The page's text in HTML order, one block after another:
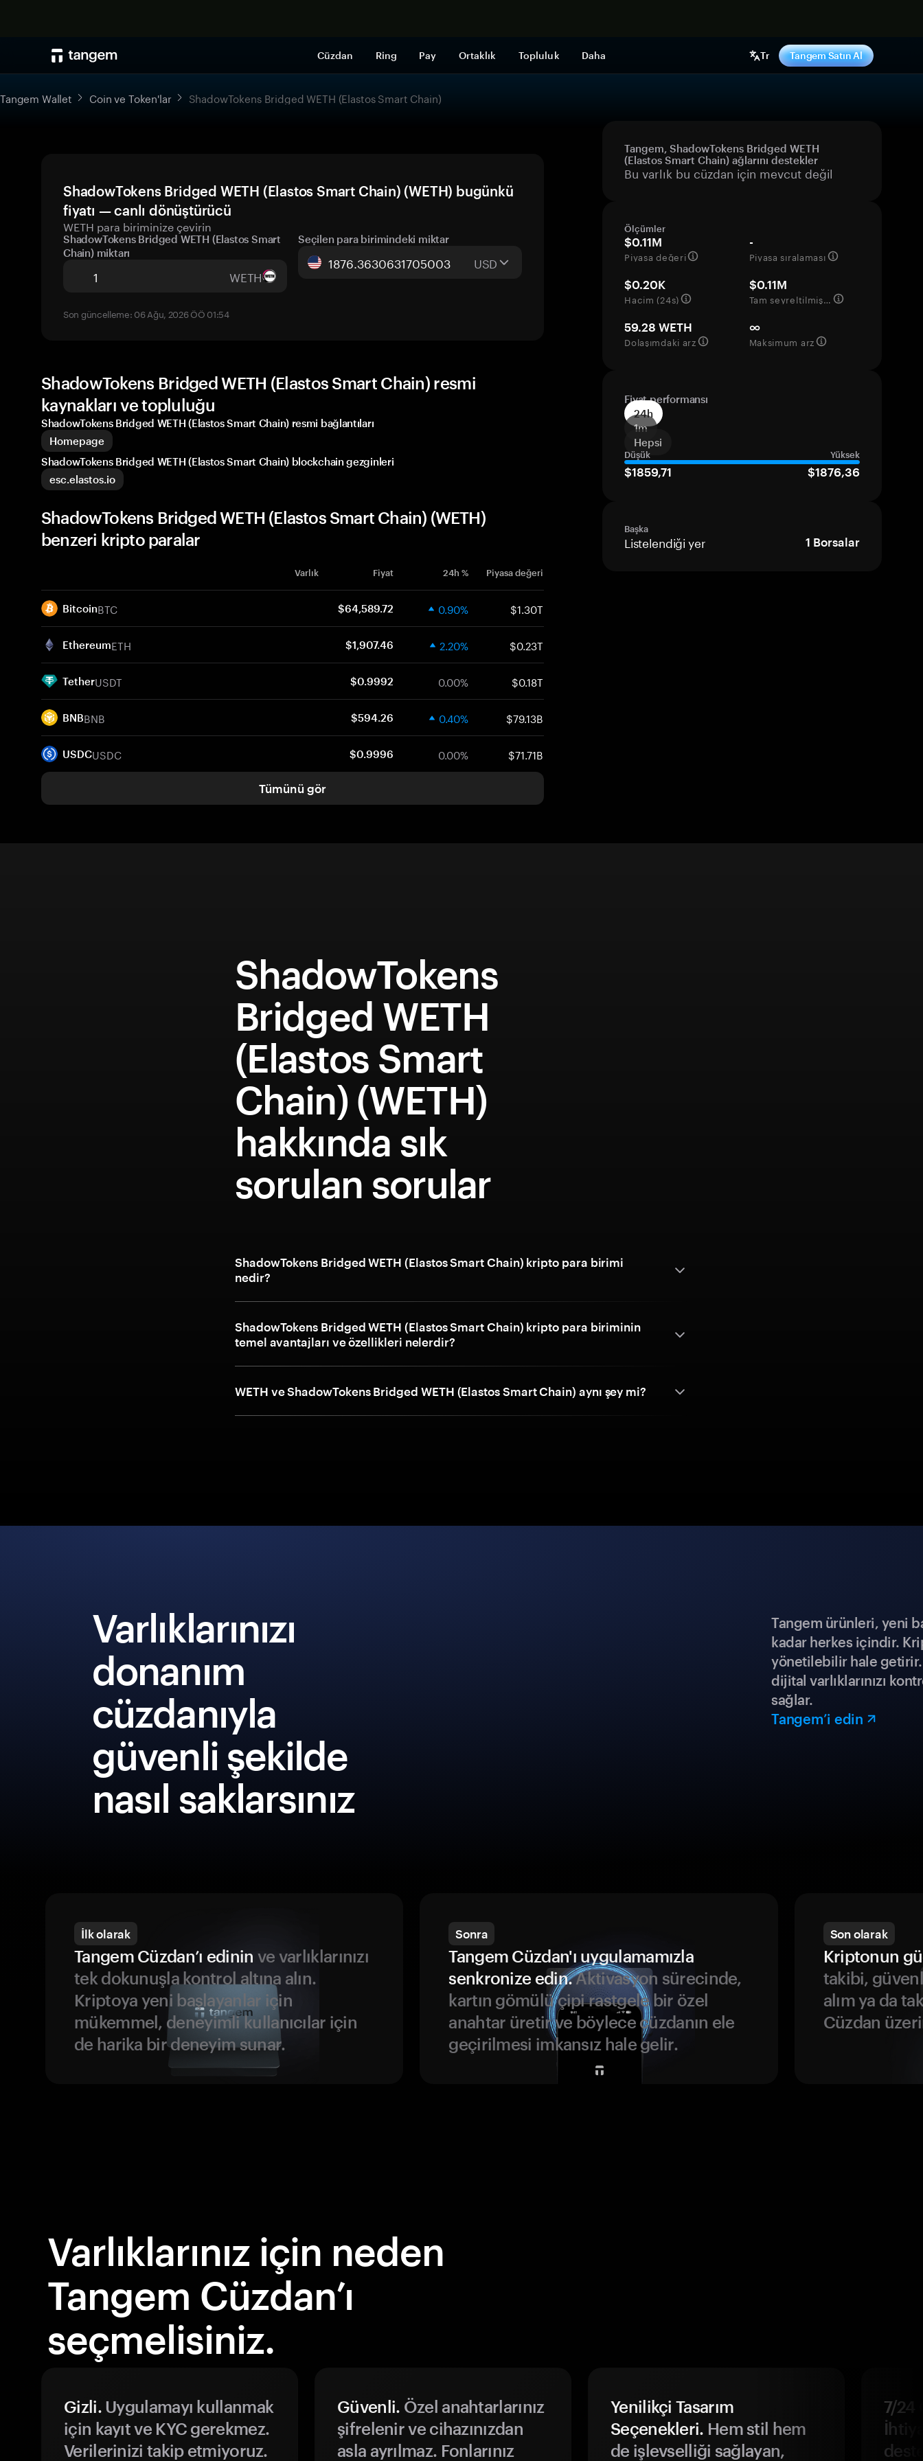
Cüzdan Ring Pay Ortaklık Topluluk Daha Tr Tangem Satın Al
Tangem Wallet Coin ve Token'lar ShadowTokens Bridged WETH (Elastos Smart Chain)
ShadowTokens Bridged WETH (Elastos Smart Chain) (WETH) bugünkü
fiyatı — canlı dönüştürücü
WETH para biriminize çevirin
ShadowTokens Bridged WETH (Elastos Smart
Chain) miktarı
WETH
Seçilen para birimindeki miktar
USD
Son güncelleme: 06 Ağu, 2026 ÖÖ 01:54
Tangem, ShadowTokens Bridged WETH
(Elastos Smart Chain) ağlarını destekler
Bu varlık bu cüzdan için mevcut değil
Ölçümler
$0.11M
Piyasa değeri
-
Piyasa sıralaması
$0.20K
Hacim (24s)
$0.11M
Tam seyreltilmiş değerleme
59.28 WETH
Dolaşımdaki arz
∞
Maksimum arz
Fiyat performansı
24h
1m
Hepsi
Düşük Yüksek
$1859,71 $1876,36
Başka
Listelendiği yer 1 Borsalar
ShadowTokens Bridged WETH (Elastos Smart Chain) resmi
kaynakları ve topluluğu
ShadowTokens Bridged WETH (Elastos Smart Chain) resmi bağlantıları
Homepage
ShadowTokens Bridged WETH (Elastos Smart Chain) blockchain gezginleri
esc.elastos.io
ShadowTokens Bridged WETH (Elastos Smart Chain) (WETH)
benzeri kripto paralar
Varlık Fiyat 24h % Piyasa değeri
BitcoinBTC $64,589.72 0.90% $1.30T
EthereumETH $1,907.46 2.20% $0.23T
TetherUSDT $0.9992 0.00% $0.18T
BNBBNB $594.26 0.40% $79.13B
USDCUSDC $0.9996 0.00% $71.71B
Tümünü gör
ShadowTokens
Bridged WETH
(Elastos Smart
Chain) (WETH)
hakkında sık
sorulan sorular
ShadowTokens Bridged WETH (Elastos Smart Chain) kripto para birimi
nedir?
ShadowTokens Bridged WETH (Elastos Smart Chain) kripto para biriminin
temel avantajları ve özellikleri nelerdir?
WETH ve ShadowTokens Bridged WETH (Elastos Smart Chain) aynı şey mi?
Varlıklarınızı
donanım
cüzdanıyla
güvenli şekilde
nasıl saklarsınız
Tangem ürünleri, yeni
kadar herkes içindir.
yönetilebilir hale
dijital varlıklarınızı
sağlar.
Tangem’i edin
İlk olarak
Tangem Cüzdan’ı edinin ve varlıklarınızı
tek dokunuşla kontrol altına alın.
Kriptoya yeni başlayanlar için
mükemmel, deneyimli kullanıcılar için
de harika bir deneyim sunar.
Sonra
Tangem Cüzdan'ı uygulamamızla
senkronize edin.Aktivasyon sürecinde,
kartın gömülü çipi rastgele bir özel
anahtar üretir ve böylece cüzdanın ele
geçirilmesi imkansız hale gelir.
Son olarak
Kriptonun
takibi,
alım ya da
Cüzdan
Varlıklarınız için neden
Tangem Cüzdan’ı
seçmelisiniz.
Gizli.Uygulamayı kullanmak
için kayıt ve KYC gerekmez.
Verilerinizi takip etmiyoruz.
Güvenli. Özel anahtarlarınız
şifrelenir ve cihazınızdan
asla ayrılmaz. Fonlarınız
Yenilikçi Tasarım
Seçenekleri. Hem stil hem
de işlevselliği sağlayan,
7/24